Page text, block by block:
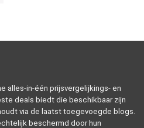
alles-in-één prijsvergelijkings- en
deals biedt die beschikbaar zijn
via de laatst toegevoegde blogs.
beschermd door hun